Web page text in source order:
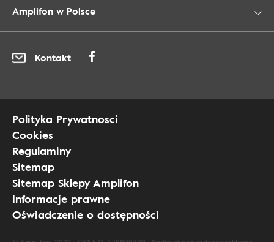
Amplifon w Polsce
Kontakt
Polityka Prywatnosci
Cookies
Regulaminy
Sitemap
Sitemap Sklepy Amplifon
Informacje prawne
Oświadczenie o dostępności